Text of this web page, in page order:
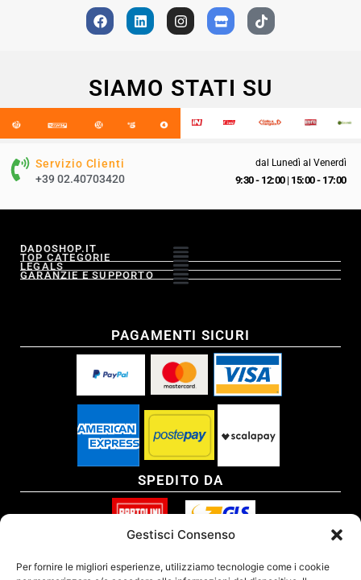
Gestisci Consenso
Per fornire le migliori esperienze, utilizziamo tecnologie come i cookie
SIAMO STATI SU
Servizio Clienti
+39 02.40703420
dal Lunedì al Venerdì
9:30 - 12:00| 15:00 - 17:00
DADOSHOP.IT
TOP CATEGORIE
LEGALS
GARANZIE E SUPPORTO
PAGAMENTI SICURI
SPEDITO DA